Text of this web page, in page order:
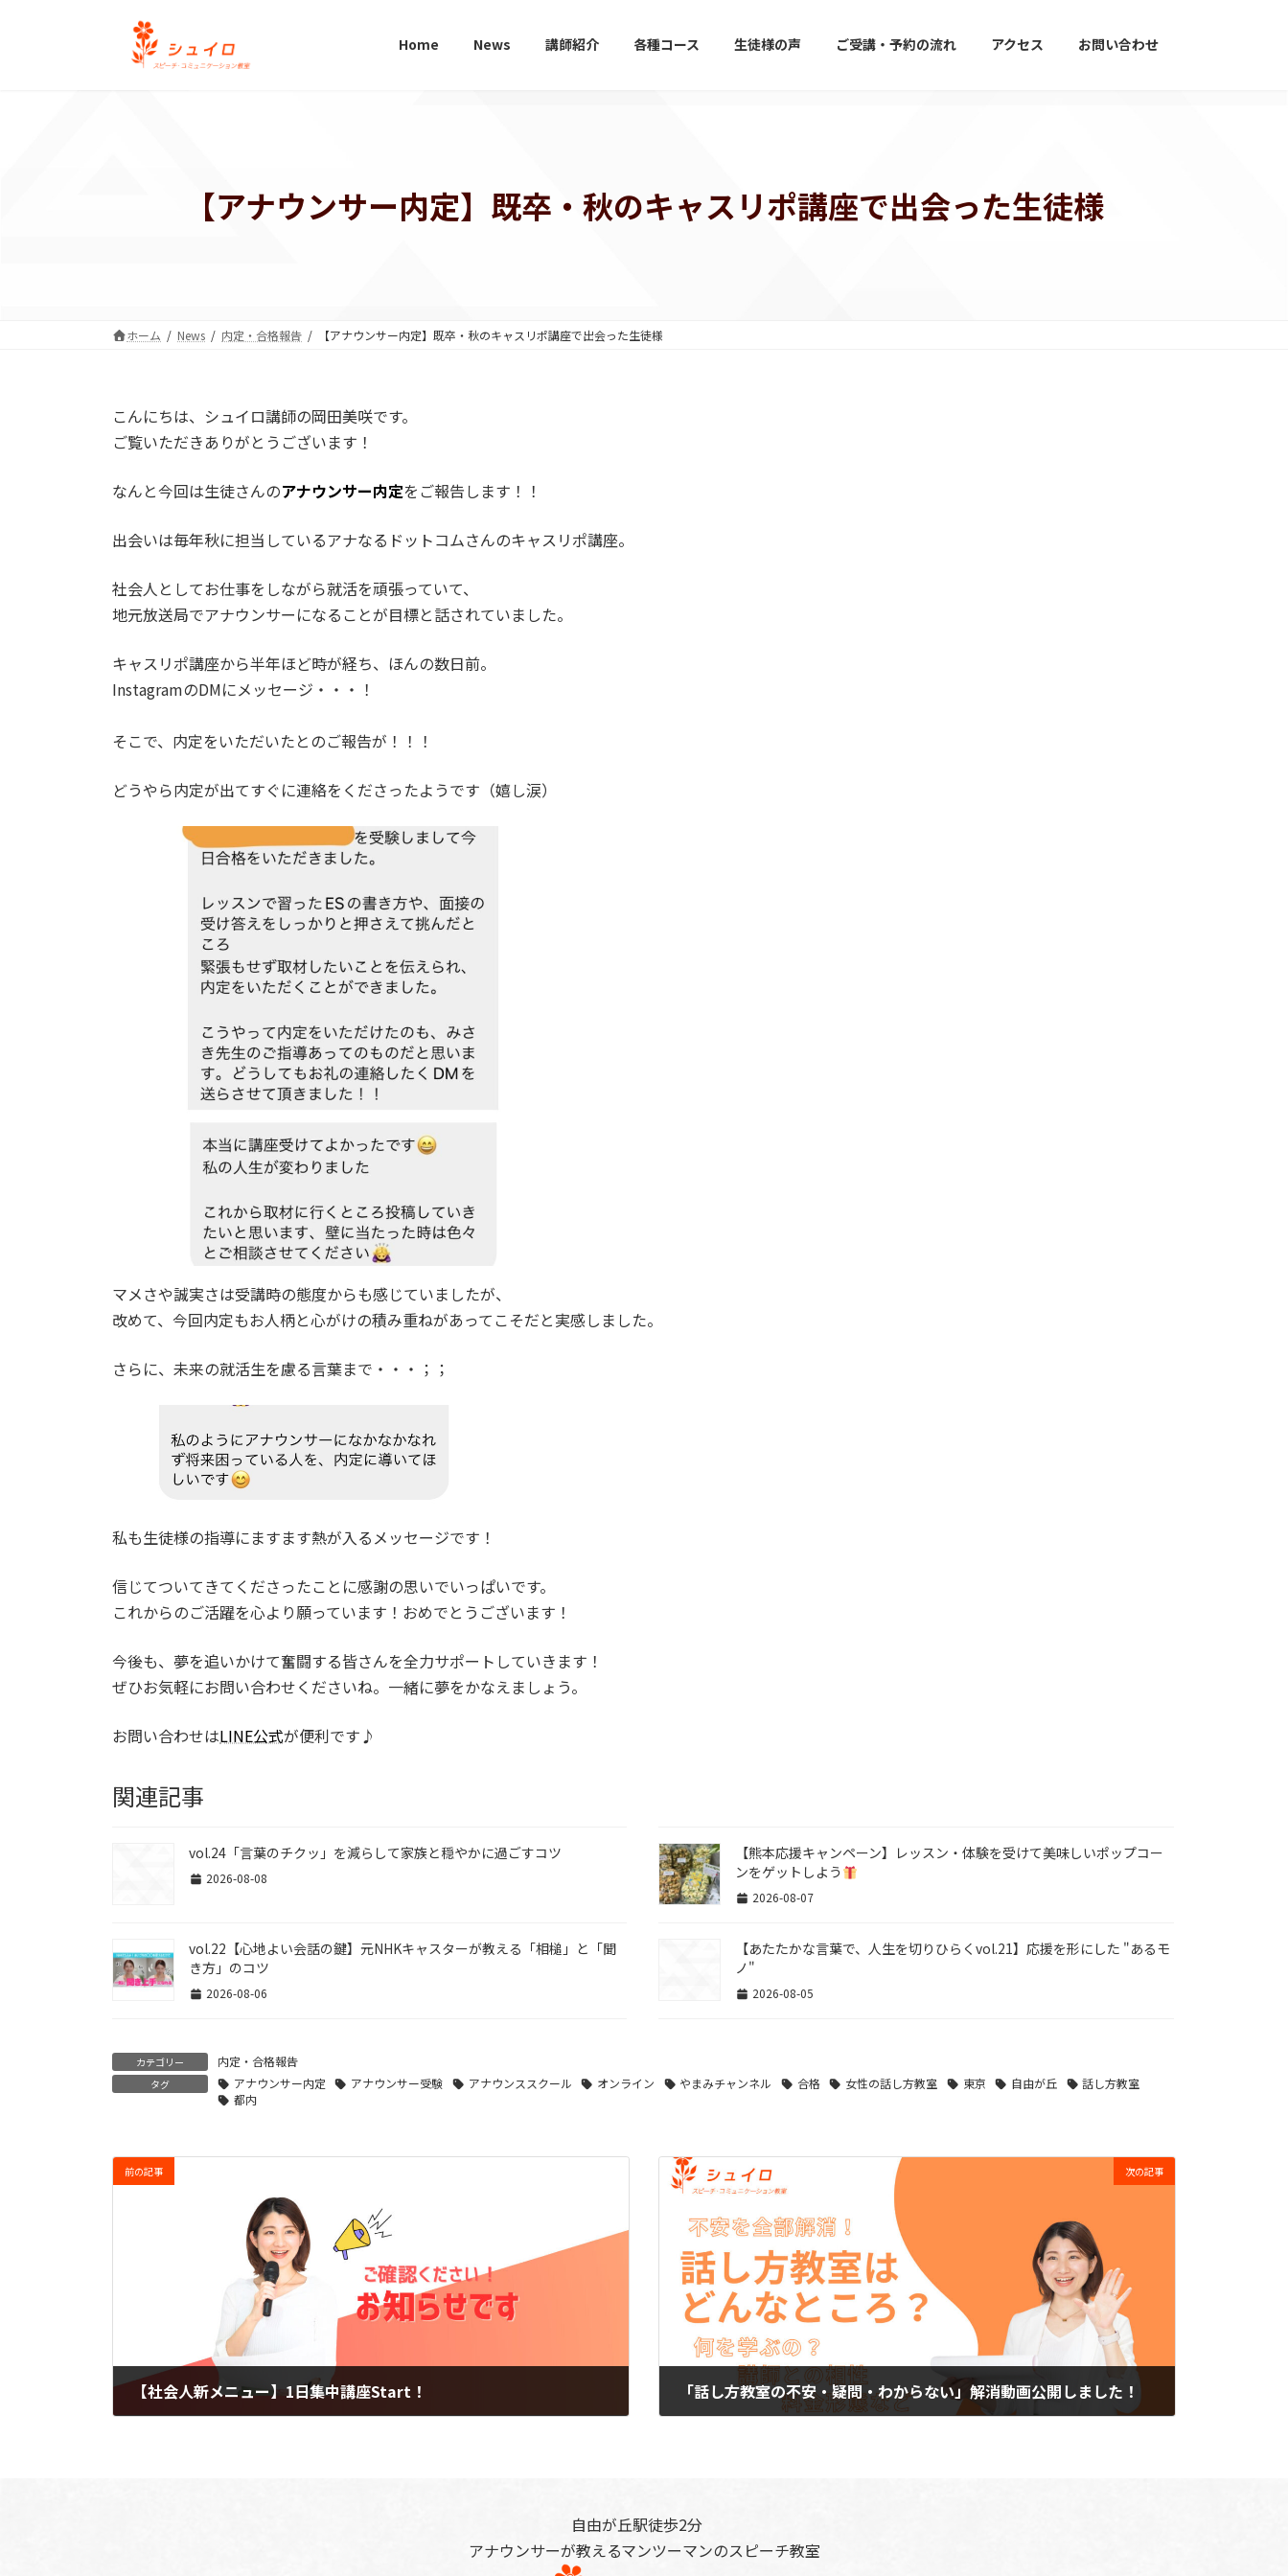
Home News 講師紹介 各種コース 生徒様の声 ご受講・予約の流れ アクセス お問い合わせ
【アナウンサー内定】既卒・秋のキャスリポ講座で出会った生徒様
ホーム News 内定・合格報告 【アナウンサー内定】既卒・秋のキャスリポ講座で出会った生徒様
こんにちは、シュイロ講師の岡田美咲です。
ご覧いただきありがとうございます！
なんと今回は生徒さんのアナウンサー内定をご報告します！！
出会いは毎年秋に担当しているアナなるドットコムさんのキャスリポ講座。
社会人としてお仕事をしながら就活を頑張っていて、
地元放送局でアナウンサーになることが目標と話されていました。
キャスリポ講座から半年ほど時が経ち、ほんの数日前。
InstagramのDMにメッセージ・・・！
そこで、内定をいただいたとのご報告が！！！
どうやら内定が出てすぐに連絡をくださったようです（嬉し涙）
マメさや誠実さは受講時の態度からも感じていましたが、
改めて、今回内定もお人柄と心がけの積み重ねがあってこそだと実感しました。
さらに、未来の就活生を慮る言葉まで・・・；；
私も生徒様の指導にますます熱が入るメッセージです！
信じてついてきてくださったことに感謝の思いでいっぱいです。
これからのご活躍を心より願っています！おめでとうございます！
今後も、夢を追いかけて奮闘する皆さんを全力サポートしていきます！
ぜひお気軽にお問い合わせくださいね。一緒に夢をかなえましょう。
お問い合わせはLINE公式が便利です♪
関連記事
vol.24「言葉のチクッ」を減らして家族と穏やかに過ごすコツ
2026-08-08
【熊本応援キャンペーン】レッスン・体験を受けて美味しいポップコー
ンをゲットしよう
2026-08-07
vol.22【心地よい会話の鍵】元NHKキャスターが教える「相槌」と「聞
き方」のコツ
2026-08-06
【あたたかな言葉で、人生を切りひらくvol.21】応援を形にした "あるモ
ノ"
2026-08-05
カテゴリー 内定・合格報告
タグ アナウンサー内定 アナウンサー受験 アナウンススクール オンライン やまみチャンネル 合格 女性の話し方教室 東京 自由が丘
話し方教室
都内
前の記事
【社会人新メニュー】1日集中講座Start！
次の記事
「話し方教室の不安・疑問・わからない」解消動画公開しました！
自由が丘駅徒歩2分
アナウンサーが教えるマンツーマンのスピーチ教室